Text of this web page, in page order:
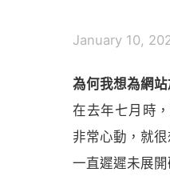
January 10,
為何我想為網
在去年七月時
非常心動，就
一直遲遲未展開